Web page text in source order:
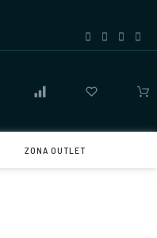
ZONA OUTLET